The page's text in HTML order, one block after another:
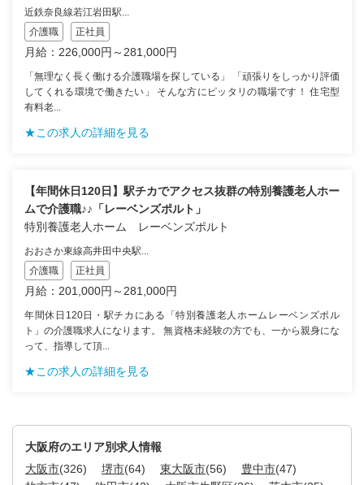
近鉄奈良線若江岩田駅...
介護職
正社員
月給：226,000円～281,000円
「無理なく長く働ける介護職場を探している」 「頑張りをしっかり評価
してくれる環境で働きたい」 そんな方にピッタリの職場です！ 住宅型
有料老...
★この求人の詳細を見る
【年間休日120日】駅チカでアクセス抜群の特別養護老人ホー
ムで介護職♪♪「レーベンズポルト」
特別養護老人ホーム レーベンズポルト
おおさか東線高井田中央駅...
介護職
正社員
月給：201,000円～281,000円
年間休日120日・駅チカにある「特別養護老人ホームレーベンズポル
ト」の介護職求人になります。 無資格未経験の方でも、一から親身にな
って、指導して頂...
★この求人の詳細を見る
大阪府のエリア別求人情報
大阪市(326) 堺市(64) 東大阪市(56) 豊中市(47)